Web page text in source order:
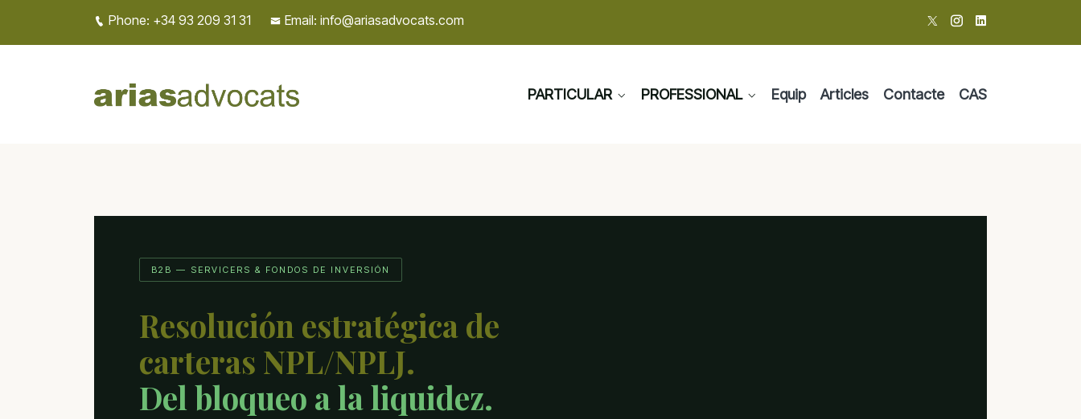
Phone: +34 93 209 31 31 Email: info@ariasadvocats.com
PARTICULAR PROFESSIONAL Equip Articles Contacte CAS
B2B — SERVICERS & FONDOS DE INVERSIÓN
Resolución estratégica de
carteras NPL/NPLJ.
Del bloqueo a la liquidez.